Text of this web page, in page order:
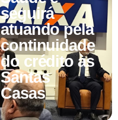
seguirá
atuando pela
continuidade
do crédito às
Santas
Casas